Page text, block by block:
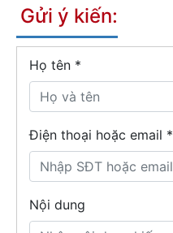
Gửi ý kiến:
Họ tên *
Điện thoại hoặc email *
Nội dung